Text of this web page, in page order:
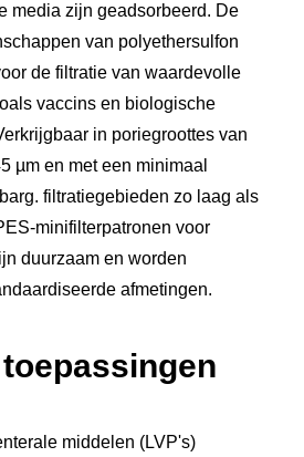
media zijn geadsorbeerd. De
van polyethersulfon
de filtratie van waardevolle
vaccins en biologische
in poriegroottes van
µm en met een minimaal
filtratiegebieden zo laag als
minifilterpatronen voor
duurzaam en worden
afmetingen.
middelen (LVP's)